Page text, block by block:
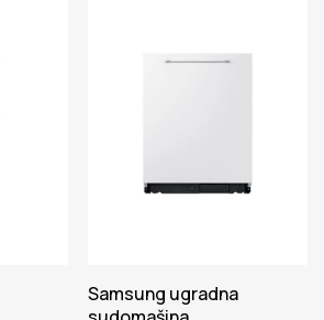
Samsung ugradna